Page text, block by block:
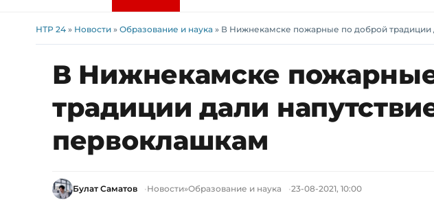
НТР 24 » Новости » Образование и наука » В Нижнекамске пожарные по доброй
В Нижнекамске
традиции дали
первоклашкам
Булат Саматов Новости»Образование и наука 23-08-2021, 10:00